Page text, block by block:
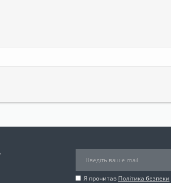
Я прочитав Політика безпеки